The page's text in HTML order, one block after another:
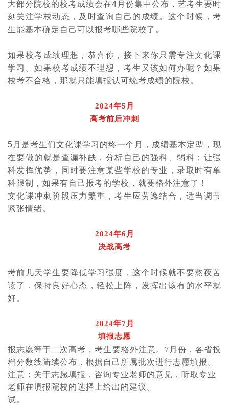
大部分院校的校考成绩会在4 月份集中公布，艺考生要时
刻关注学校动态，及时查询自己的成绩。这个时候，考
生能基本确定自己可以报考哪些院校了。
如果校考成绩理想，恭喜你，接下来你只需专注文化课
学习。如果校考成绩不理想，考生又该如何办呢？如果
校考不合格，那就只能填报认可统考成绩的院校。
2024年5月
高考前后冲刺
5 月是考生们文化课学习的终一个月，成绩基本定型，现
在要做的就是查漏补缺，分析自己的强科、弱科；让强
科发挥优势，同时要注意某些学校的专业，录取时有单
科限制，如果有自己报考的学校，就要格外注意了！
文化课冲刺阶段压力繁重，考生应劳逸结合，适当调节
紧张情绪。
2024年6月
决战高考
考前几天学生要降低学习强度，这个时候就不要熬夜苦
读了，保持良好心态，轻松上阵，发挥出该有的水平就
好。
2024年7月
填报志愿
报志愿等于二次高考，考生要格外注意。 7月份，各省投
档分数线陆续公布，根据自己所属批次进行志愿填报。
注意：关于志愿填报，咨询专业老师的意见，听取专业
老师在填报院校的选择上给出的建议。
试。